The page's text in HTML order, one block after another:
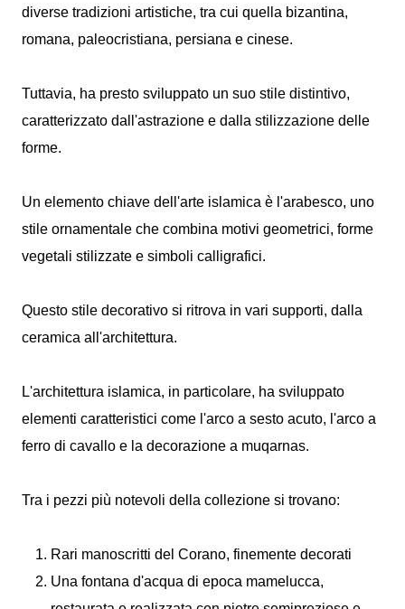
diverse tradizioni artistiche, tra cui quella bizantina,
romana, paleocristiana, persiana e cinese.
Tuttavia, ha presto sviluppato un suo stile distintivo,
caratterizzato dall'astrazione e dalla stilizzazione delle
forme.
Un elemento chiave dell'arte islamica è l'arabesco, uno
stile ornamentale che combina motivi geometrici, forme
vegetali stilizzate e simboli calligrafici.
Questo stile decorativo si ritrova in vari supporti, dalla
ceramica all'architettura.
L'architettura islamica, in particolare, ha sviluppato
elementi caratteristici come l'arco a sesto acuto, l'arco a
ferro di cavallo e la decorazione a muqarnas.
Tra i pezzi più notevoli della collezione si trovano:
Rari manoscritti del Corano, finemente decorati
Una fontana d'acqua di epoca mamelucca,